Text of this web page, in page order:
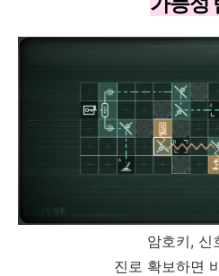
암호키, 신
진로 확보하면